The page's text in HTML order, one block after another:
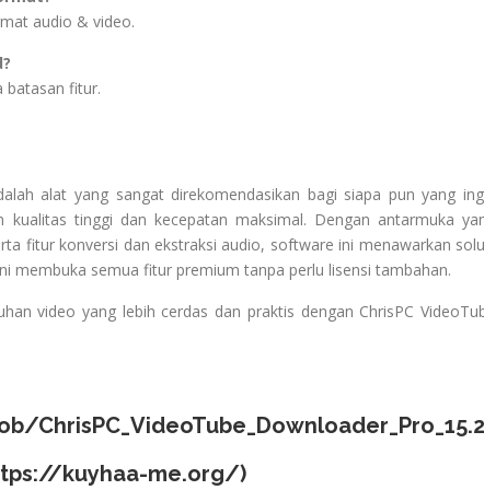
audio & video.
batasan fitur.
alat yang sangat direkomendasikan bagi siapa pun yang
tinggi dan kecepatan maksimal. Dengan antarmuka
fitur konversi dan ekstraksi audio, software ini menawarkan
membuka semua fitur premium tanpa perlu lisensi tambahan.
video yang lebih cerdas dan praktis dengan ChrisPC
kuyhaa-me.org/)